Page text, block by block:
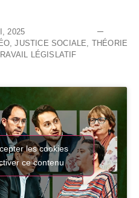
2025
,JUSTICE SOCIALE
THÉORIE
LÉGISLATIF
les cookies
ce contenu